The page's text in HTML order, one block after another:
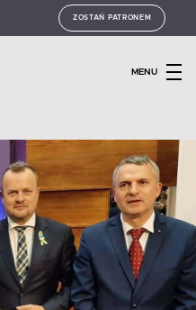
ZOSTAŃ PATRONEM
MENU